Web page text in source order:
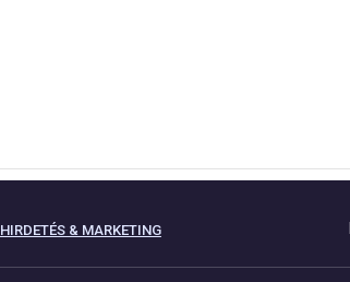
HIRDETÉS & MARKETING